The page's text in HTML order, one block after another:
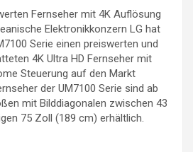
Fernseher mit 4K Auflösung
Elektronikkonzern LG hat
Serie einen preiswerten und
4K Ultra HD Fernseher mit
Steuerung auf den Markt
der UM7100 Serie sind ab
mit Bilddiagonalen zwischen 43
75 Zoll (189 cm) erhältlich.